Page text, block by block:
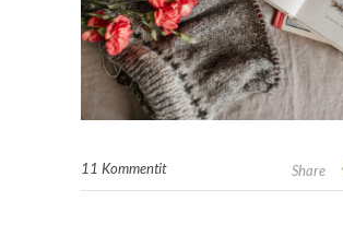
11 Kommentit Share